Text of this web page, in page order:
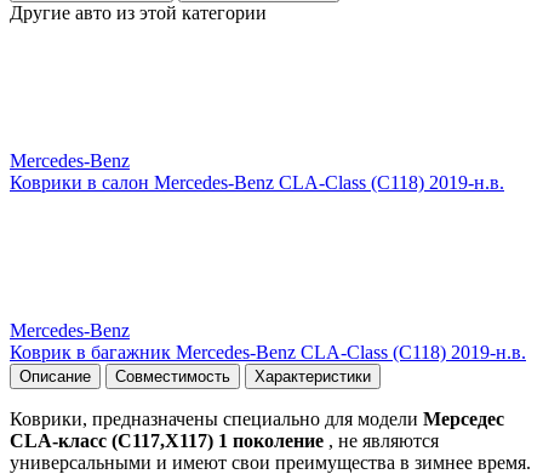
Другие авто из этой категории
Mercedes-Benz
Коврики в салон Mercedes-Benz CLA-Class (C118) 2019-н.в.
Mercedes-Benz
Коврик в багажник Mercedes-Benz CLA-Class (C118) 2019-н.в.
Описание Совместимость Характеристики
Коврики, предназначены специально для модели Мерседес
CLA-класс (С117,Х117) 1 поколение , не являются
универсальными и имеют свои преимущества в зимнее время.